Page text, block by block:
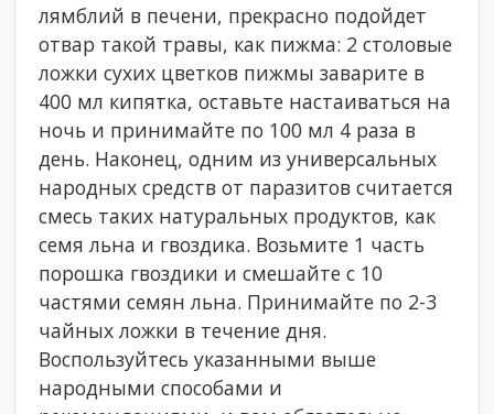
лямблий в печени, прекрасно подойдет
отвар такой травы, как пижма: 2 столовые
ложки сухих цветков пижмы заварите в
400 мл кипятка, оставьте настаиваться на
ночь и принимайте по 100 мл 4 раза в
день. Наконец, одним из универсальных
народных средств от паразитов считается
смесь таких натуральных продуктов, как
семя льна и гвоздика. Возьмите 1 часть
порошка гвоздики и смешайте с 10
частями семян льна. Принимайте по 2-3
чайных ложки в течение дня.
Воспользуйтесь указанными выше
народными способами и